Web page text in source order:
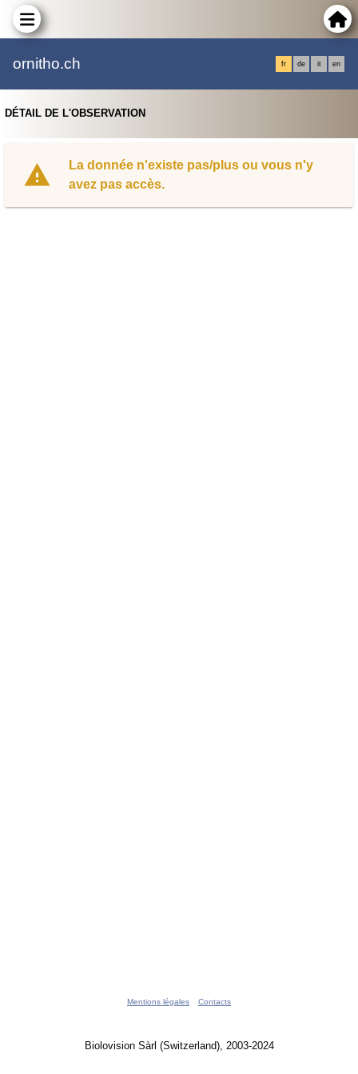
ornitho.ch fr de it en
DÉTAIL DE L'OBSERVATION
La donnée n'existe pas/plus ou vous n'y
avez pas accès.
Mentions légales Contacts
Biolovision Sàrl (Switzerland), 2003-2024